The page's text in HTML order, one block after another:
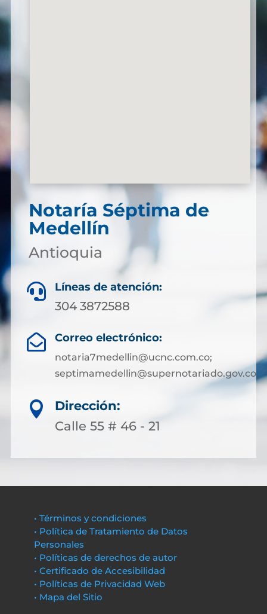
Notaría Séptima de
Medellín
Antioquia
 Líneas de atención:
304 3872588
 Correo electrónico:
notaria7medellin@ucnc.com.co;
septimamedellin@supernotariado.gov.co

Dirección:
Calle 55 # 46 - 21
• Términos y condiciones
• Política de Tratamiento de Datos
Personales
• Políticas de derechos de autor
• Certificado de Accesibilidad
• Políticas de Privacidad Web
• Mapa del Sitio